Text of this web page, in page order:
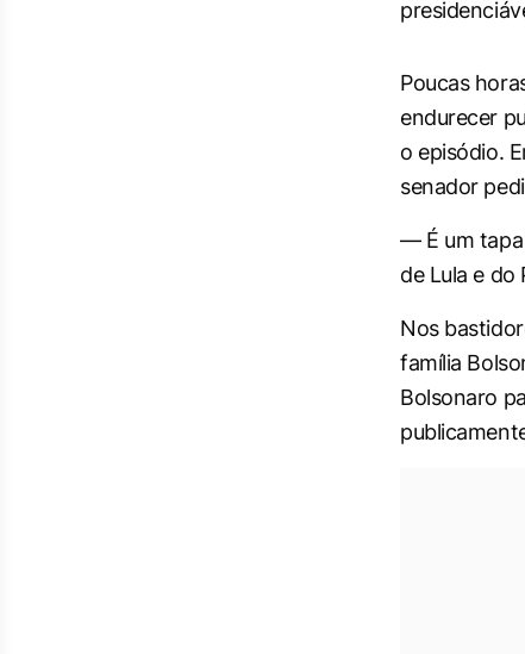
Poucas
endurecer
o episódio.
senador
— É um tapa
de Lula e
Nos
família
Bolsonaro